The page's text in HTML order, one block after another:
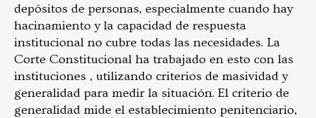
depósitos de personas, especialmente cuando hay
hacinamiento y la capacidad de respuesta
institucional no cubre todas las necesidades. La
Corte Constitucional ha trabajado en esto con las
instituciones , utilizando criterios de masividad y
generalidad para medir la situación. El criterio de
generalidad mide el establecimiento penitenciario,